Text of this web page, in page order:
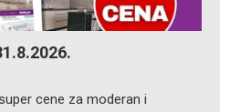
cene za moderan i